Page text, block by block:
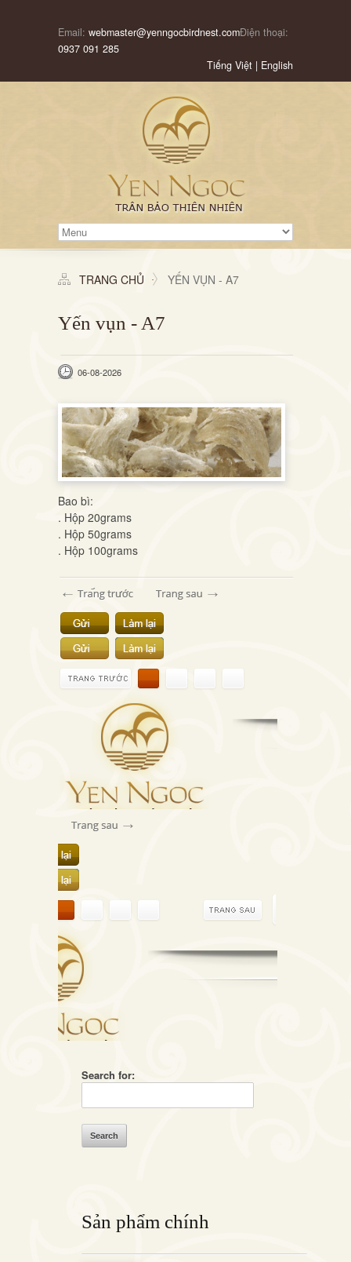
Email: webmaster@yenngocbirdnest.comĐiện thoại:
0937 091 285
Tiếng Việt | English
TRANG CHỦ YẾN VỤN - A7
Yến vụn - A7
06-08-2026
Bao bì:
. Hộp 20grams
. Hộp 50grams
. Hộp 100grams
Search for:
Sản phẩm chính